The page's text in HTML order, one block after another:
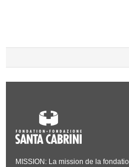
MISSION: La mission de la